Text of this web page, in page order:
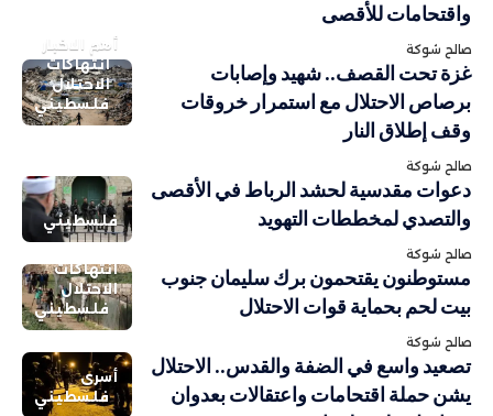
واقتحامات للأقصى
صالح شوكة
أهم الاخبار
انتهاكات
الاحتلال
فلسطيني
غزة تحت القصف.. شهيد وإصابات
برصاص الاحتلال مع استمرار خروقات
وقف إطلاق النار
صالح شوكة
فلسطيني
دعوات مقدسية لحشد الرباط في الأقصى
والتصدي لمخططات التهويد
صالح شوكة
انتهاكات
الاحتلال
فلسطيني
مستوطنون يقتحمون برك سليمان جنوب
بيت لحم بحماية قوات الاحتلال
صالح شوكة
أسرى
فلسطيني
تصعيد واسع في الضفة والقدس.. الاحتلال
يشن حملة اقتحامات واعتقالات بعدوان